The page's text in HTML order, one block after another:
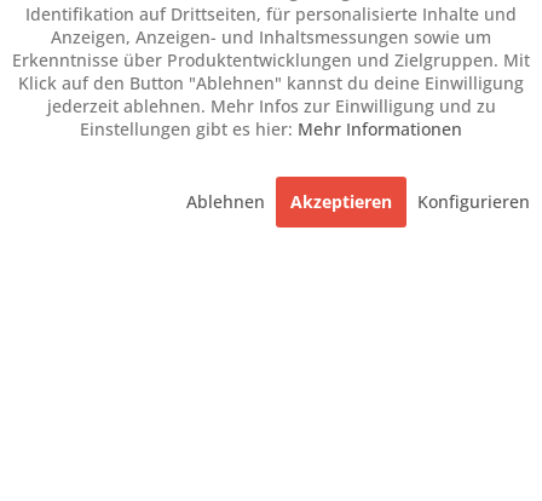
Identifikation auf Drittseiten, für personalisierte Inhalte und
Anzeigen, Anzeigen- und Inhaltsmessungen sowie um
Erkenntnisse über Produktentwicklungen und Zielgruppen. Mit
Klick auf den Button "Ablehnen" kannst du deine Einwilligung
jederzeit ablehnen. Mehr Infos zur Einwilligung und zu
Einstellungen gibt es hier: Mehr Informationen
Ablehnen Akzeptieren Konfigurieren